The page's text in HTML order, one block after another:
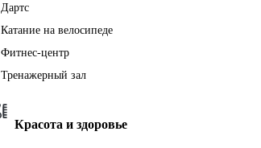
Дартс
Катание на велосипеде
Фитнес-центр
Тренажерный зал
Красота и здоровье